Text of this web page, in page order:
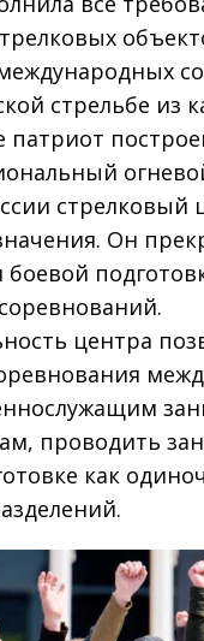
стрельбе из
патриот
стрелковый
Он
боевой
центра
проводить
как